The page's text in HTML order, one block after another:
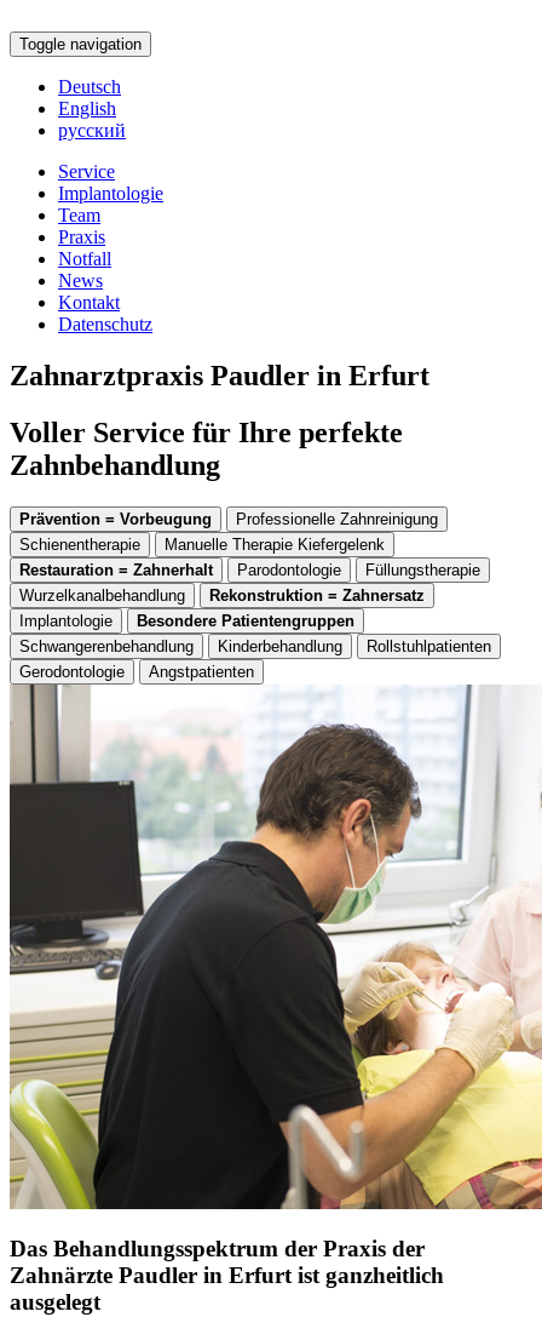
Toggle navigation
Deutsch
English
русский
Service
Implantologie
Team
Praxis
Notfall
News
Kontakt
Datenschutz
Zahnarztpraxis Paudler in Erfurt
Voller Service für Ihre perfekte
Zahnbehandlung
Prävention = Vorbeugung
Professionelle Zahnreinigung
Schienentherapie
Manuelle Therapie Kiefergelenk
Restauration = Zahnerhalt
Parodontologie
Füllungstherapie
Wurzelkanalbehandlung
Rekonstruktion = Zahnersatz
Implantologie
Besondere Patientengruppen
Schwangerenbehandlung
Kinderbehandlung
Rollstuhlpatienten
Gerodontologie
Angstpatienten
Das Behandlungsspektrum der Praxis der
Zahnärzte Paudler in Erfurt ist ganzheitlich
ausgelegt